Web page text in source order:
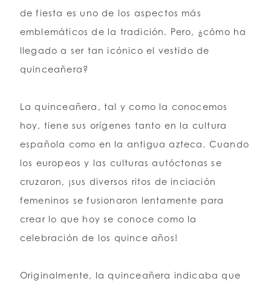
de fiesta es uno de los aspectos más
emblemáticos de la tradición. Pero, ¿cómo ha
llegado a ser tan icónico el vestido de
quinceañera?
La quinceañera, tal y como la conocemos
hoy, tiene sus orígenes tanto en la cultura
española como en la antigua azteca. Cuando
los europeos y las culturas autóctonas se
cruzaron, ¡sus diversos ritos de inciación
femeninos se fusionaron lentamente para
crear lo que hoy se conoce como la
celebración de los quince años!
Originalmente, la quinceañera indicaba que